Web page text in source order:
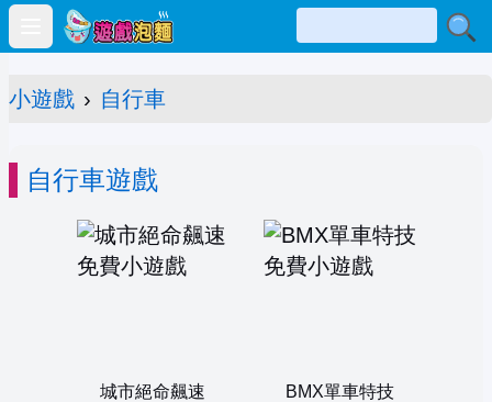
Open main menu
小遊戲 › 自行車
自行車遊戲
城市絕命飆速 BMX單車特技